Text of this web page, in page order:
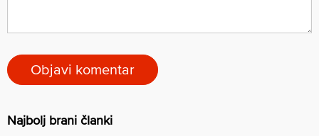
Najbolj brani članki